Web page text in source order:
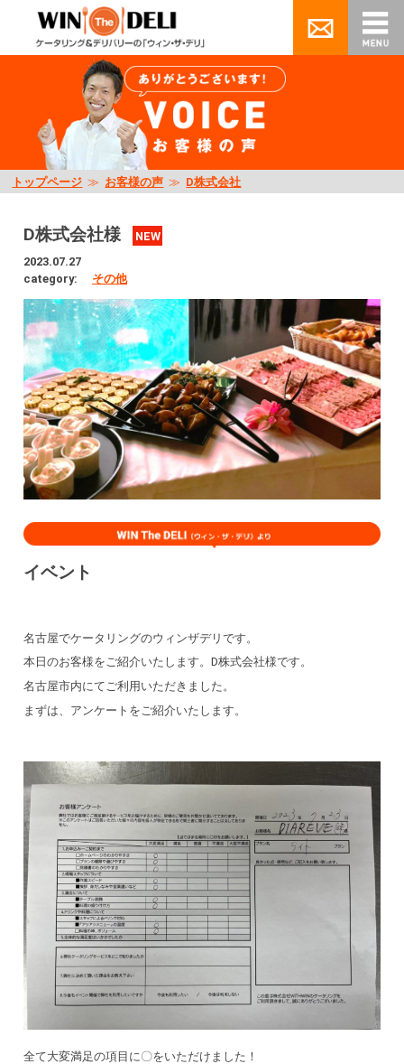
トップページ ≫ お客様の声 ≫ D株式会社
D株式会社様
NEW
2023.07.27
category:
その他
イベント
名古屋でケータリングのウィンザデリです。
本日のお客様をご紹介いたします。D株式会社様です。
名古屋市内にてご利用いただきました。
まずは、アンケートをご紹介いたします。
全て大変満足の項目に〇をいただけました！